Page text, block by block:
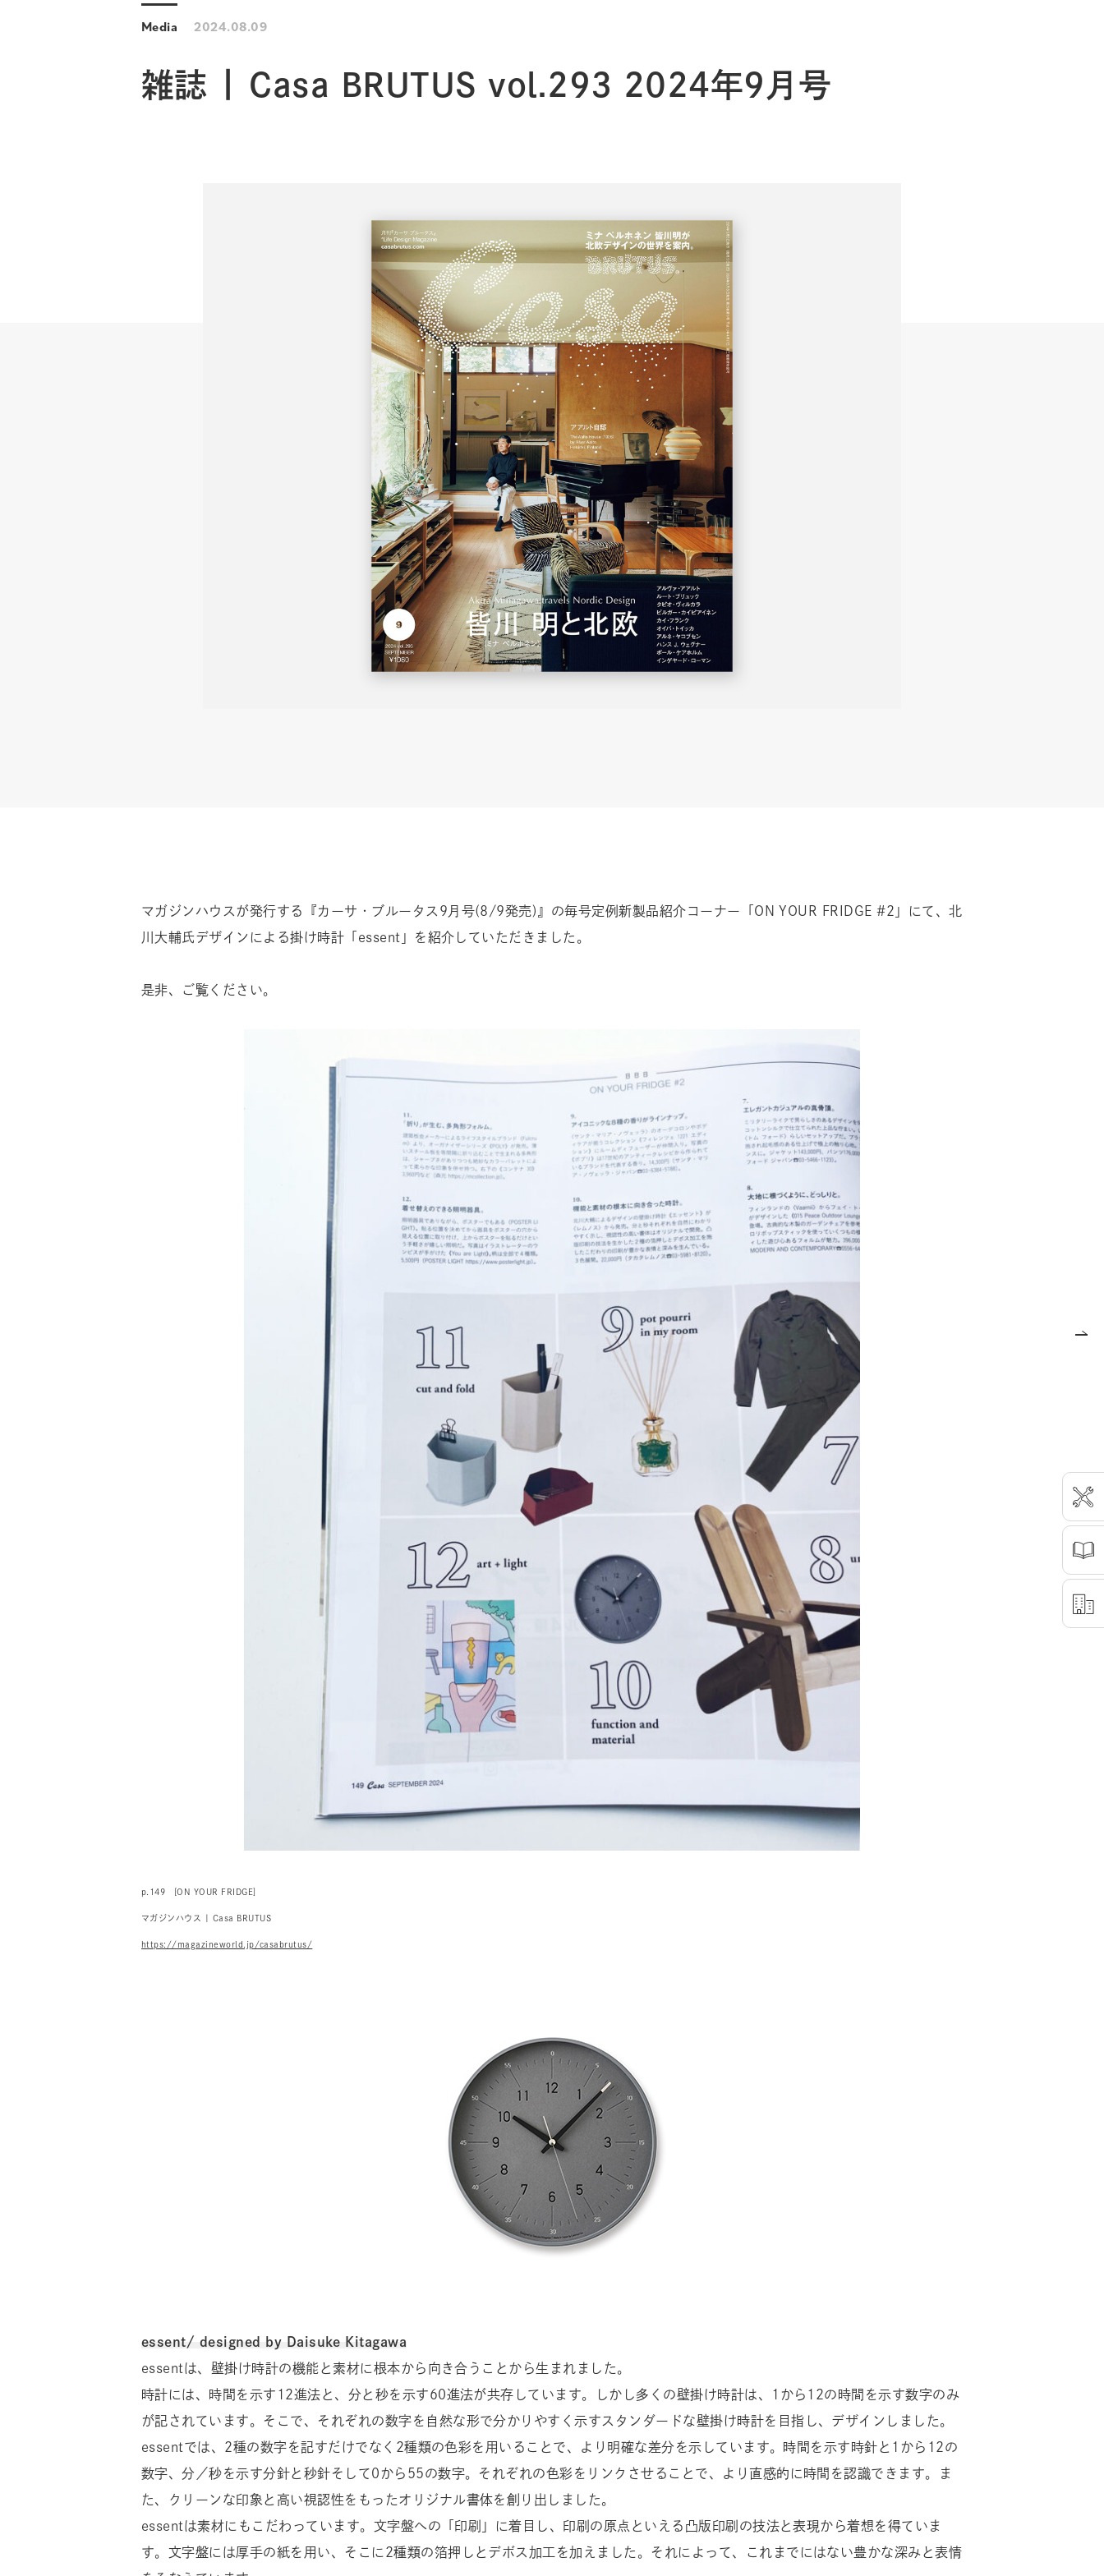
Media 2024.08.09
雑誌 | Casa BRUTUS vol.293 2024年9月号
マガジンハウスが発行する『カーサ・ブルータス9月号(8/9発売)』の毎号定例新製品紹介コーナー「ON YOUR FRIDGE #2」にて、北
川大輔氏デザインによる掛け時計「essent」を紹介していただきました。
是非、ご覧ください。
p.149 [ON YOUR FRIDGE]
マガジンハウス | Casa BRUTUS
https://magazineworld.jp/casabrutus/
essent/ designed by Daisuke Kitagawa
essentは、壁掛け時計の機能と素材に根本から向き合うことから生まれました。
時計には、時間を示す12進法と、分と秒を示す60進法が共存しています。しかし多くの壁掛け時計は、1から12の時間を示す数字のみ
が記されています。そこで、それぞれの数字を自然な形で分かりやすく示すスタンダードな壁掛け時計を目指し、デザインしました。
essentでは、2種の数字を記すだけでなく2種類の色彩を用いることで、より明確な差分を示しています。時間を示す時針と1から12の
数字、分／秒を示す分針と秒針そして0から55の数字。それぞれの色彩をリンクさせることで、より直感的に時間を認識できます。ま
た、クリーンな印象と高い視認性をもったオリジナル書体を創り出しました。
essentは素材にもこだわっています。文字盤への「印刷」に着目し、印刷の原点といえる凸版印刷の技法と表現から着想を得ていま
す。文字盤には厚手の紙を用い、そこに2種類の箔押しとデボス加工を加えました。それによって、これまでにはない豊かな深みと表情